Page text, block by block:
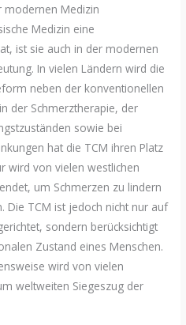
modernen Medizin
Medizin eine
ist sie auch in der modernen
In vielen Ländern wird die
neben der konventionellen
der Schmerztherapie, der
sowie bei
hat die TCM ihren Platz
wird von vielen westlichen
um Schmerzen zu lindern
Die TCM ist jedoch nicht nur auf
sondern berücksichtigt
Zustand eines Menschen.
wird von vielen
weltweiten Siegeszug der